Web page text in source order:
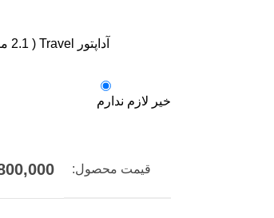
آداپتور Travel ( 2.1 میلی آمپر)
خیر لازم ندارم
قیمت محصول: